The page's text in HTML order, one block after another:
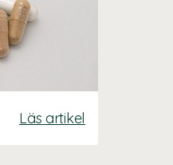
Läs artikel